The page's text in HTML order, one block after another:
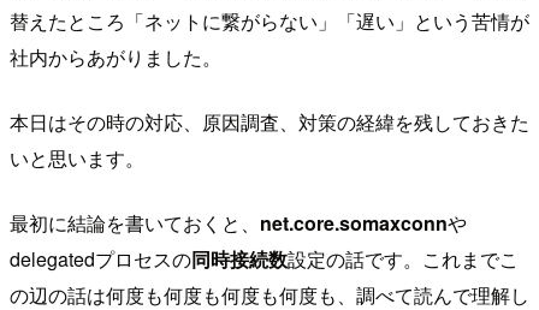
替えたところ「ネットに繋がらない」「遅い」という苦情が
社内からあがりました。
本日はその時の対応、原因調査、対策の経緯を残しておきた
いと思います。
最初に結論を書いておくと、 net.core.somaxconnや
delegatedプロセスの同時接続数設定の話です。これまでこ
の辺の話は何度も何度も何度も何度も、調べて読んで理解し